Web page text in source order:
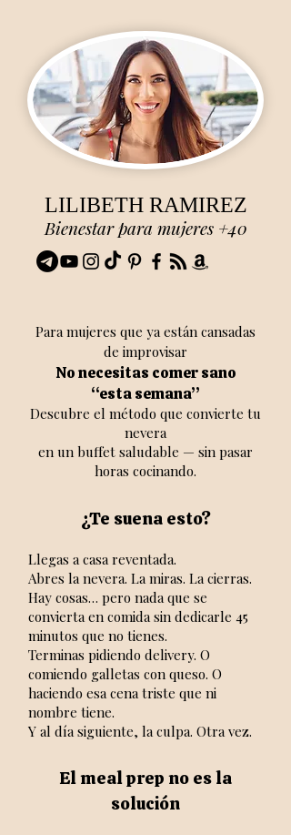
LILIBETH RAMIREZ
Bienestar para mujeres +40
Para mujeres que ya están cansadas
de improvisar
No necesitas comer sano
“esta semana”
Descubre el método que convierte tu
nevera
en un buffet saludable — sin pasar
horas cocinando.
¿Te suena esto?
Llegas a casa reventada.
Abres la nevera. La miras. La cierras.
Hay cosas… pero nada que se
convierta en comida sin dedicarle 45
minutos que no tienes.
Terminas pidiendo delivery. O
comiendo galletas con queso. O
haciendo esa cena triste que ni
nombre tiene.
Y al día siguiente, la culpa. Otra vez.
El meal prep no es la
solución